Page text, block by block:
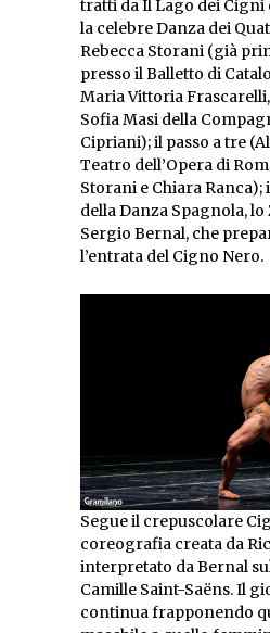
tratti da Il Lago dei Cigni
la celebre Danza dei
Rebecca Storani (già
presso il Balletto di
Maria Vittoria
Sofia Masi della
Cipriani); il passo a tre
Teatro dell’Opera di
Storani e Chiara
della Danza Spagnola, lo
Sergio Bernal, che
l’entrata del Cigno Nero.
Segue il crepuscolare
coreografia creata da
interpretato da Bernal
Camille Saint-Saëns. Il
continua frapponendo